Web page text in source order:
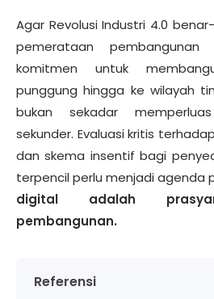
Agar Revolusi Industri 4.0
pemerataan pembangunan
komitmen untuk
punggung hingga ke wilayah
bukan sekadar
sekunder. Evaluasi kritis terhadap
dan skema insentif bagi
terpencil perlu menjadi agenda
digital adalah
pembangunan.
Referensi